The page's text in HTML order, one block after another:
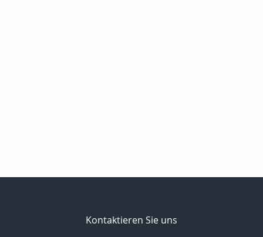
Kontaktieren Sie uns